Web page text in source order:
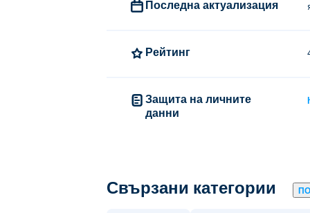
Последна актуализация
Рейтинг
Защита на личните
данни
Свързани категории